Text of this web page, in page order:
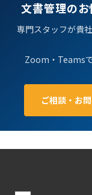
文書管理の
専門スタッフが貴
Zoom・Teams
ご相談・お